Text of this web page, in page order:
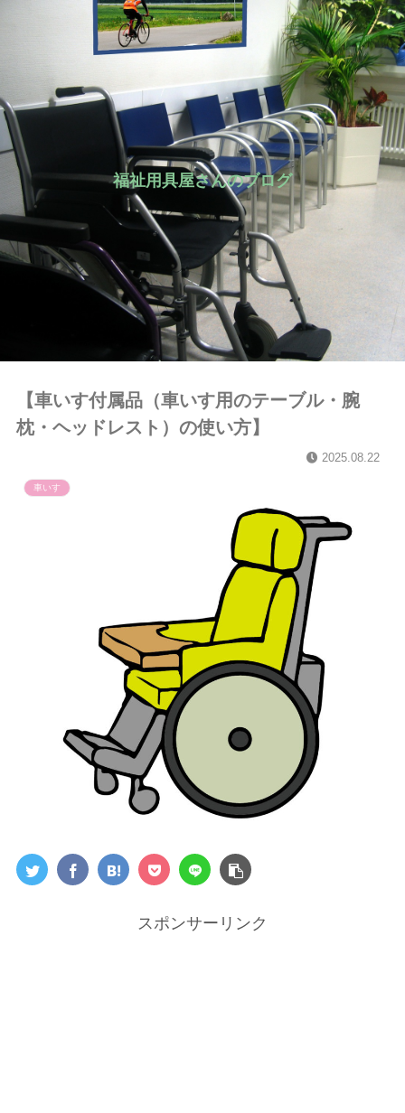
福祉用具屋さんのブログ
【車いす付属品（車いす用のテーブル・腕
枕・ヘッドレスト）の使い方】
2025.08.22
車いす
スポンサーリンク